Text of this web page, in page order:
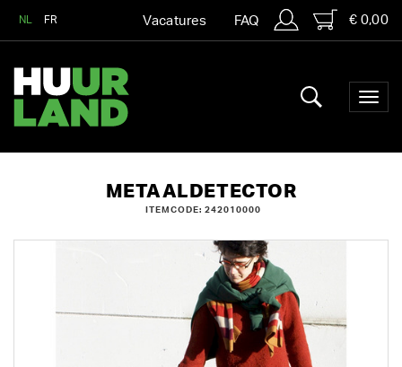
NL FR Vacatures FAQ € 0,00
METAALDETECTOR
ITEMCODE: 242010000